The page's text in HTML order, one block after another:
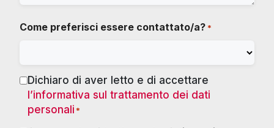
Come preferisci essere contattato/a? *
Consenso
Dichiaro di aver letto e di accettare
l’informativa sul trattamento dei dati
personali*